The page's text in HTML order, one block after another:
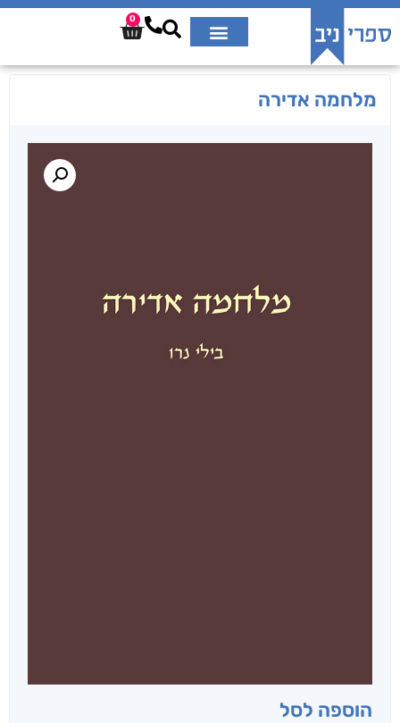
0
מלחמה אדירה
הוספה לסל